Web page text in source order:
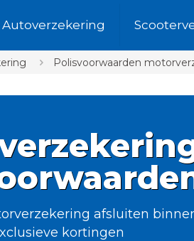
Autoverzekering
Polisvoorwaarden
afsluiten
kortingen